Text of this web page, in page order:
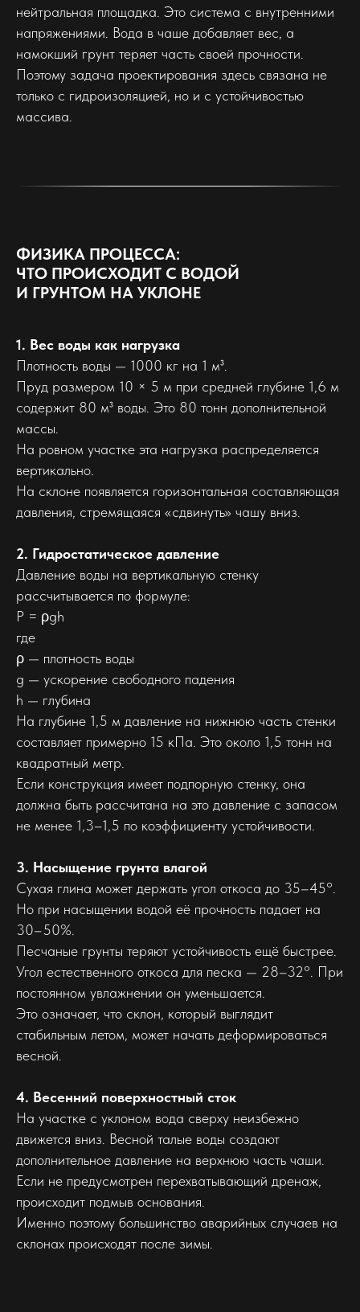
нейтральная площадка. Это система с внутренними
напряжениями. Вода в чаше добавляет вес, а
намокший грунт теряет часть своей прочности.
Поэтому задача проектирования здесь связана не
только с гидроизоляцией, но и с устойчивостью
массива.
ФИЗИКА ПРОЦЕССА:
ЧТО ПРОИСХОДИТ С ВОДОЙ
И ГРУНТОМ НА УКЛОНЕ
1. Вес воды как нагрузка
Плотность воды — 1000 кг на 1 м³.
Пруд размером 10 × 5 м при средней глубине 1,6 м
содержит 80 м³ воды. Это 80 тонн дополнительной
массы.
На ровном участке эта нагрузка распределяется
вертикально.
На склоне появляется горизонтальная составляющая
давления, стремящаяся «сдвинуть» чашу вниз.
2. Гидростатическое давление
Давление воды на вертикальную стенку
рассчитывается по формуле:
P = ρgh
где
ρ — плотность воды
g — ускорение свободного падения
h — глубина
На глубине 1,5 м давление на нижнюю часть стенки
составляет примерно 15 кПа. Это около 1,5 тонн на
квадратный метр.
Если конструкция имеет подпорную стенку, она
должна быть рассчитана на это давление с запасом
не менее 1,3–1,5 по коэффициенту устойчивости.
3. Насыщение грунта влагой
Сухая глина может держать угол откоса до 35–45°.
Но при насыщении водой её прочность падает на
30–50%.
Песчаные грунты теряют устойчивость ещё быстрее.
Угол естественного откоса для песка — 28–32°. При
постоянном увлажнении он уменьшается.
Это означает, что склон, который выглядит
стабильным летом, может начать деформироваться
весной.
4. Весенний поверхностный сток
На участке с уклоном вода сверху неизбежно
движется вниз. Весной талые воды создают
дополнительное давление на верхнюю часть чаши.
Если не предусмотрен перехватывающий дренаж,
происходит подмыв основания.
Именно поэтому большинство аварийных случаев на
склонах происходят после зимы.